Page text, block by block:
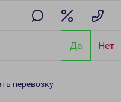
Да Нет
перевозку